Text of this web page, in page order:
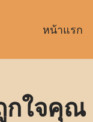
หน้าแรก
กใจคุณ